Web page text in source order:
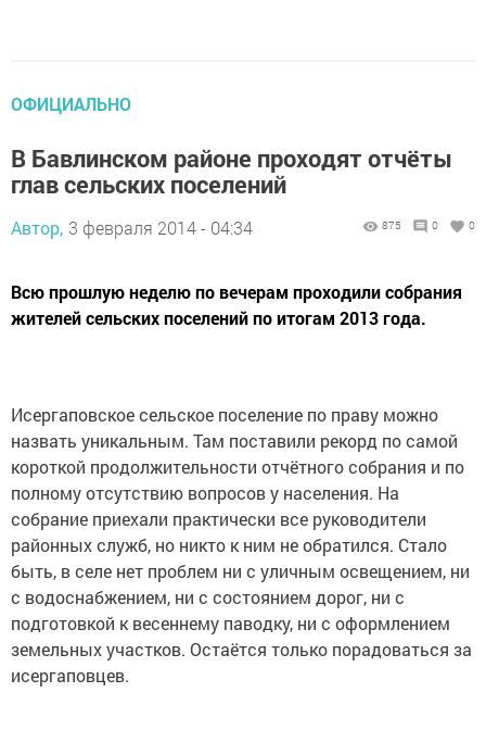
ОФИЦИАЛЬНО
В Бавлинском районе проходят отчёты
глав сельских поселений
Автор, 3 февраля 2014 - 04:34 875 0 0
Всю прошлую неделю по вечерам проходили собрания
жителей сельских поселений по итогам 2013 года.
Исергаповское сельское поселение по праву можно
назвать уникальным. Там поставили рекорд по самой
короткой продолжительности отчётного собрания и по
полному отсутствию вопросов у населения. На
собрание приехали практически все руководители
районных служб, но никто к ним не обратился. Стало
быть, в селе нет проблем ни с уличным освещением, ни
с водоснабжением, ни с состоянием дорог, ни с
подготовкой к весеннему паводку, ни с оформлением
земельных участков. Остаётся только порадоваться за
исергаповцев.